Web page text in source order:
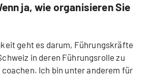
ja, wie organisieren Sie
geht es darum, Führungskräfte
in deren Führungsrolle zu
coachen. Ich bin unter anderem für